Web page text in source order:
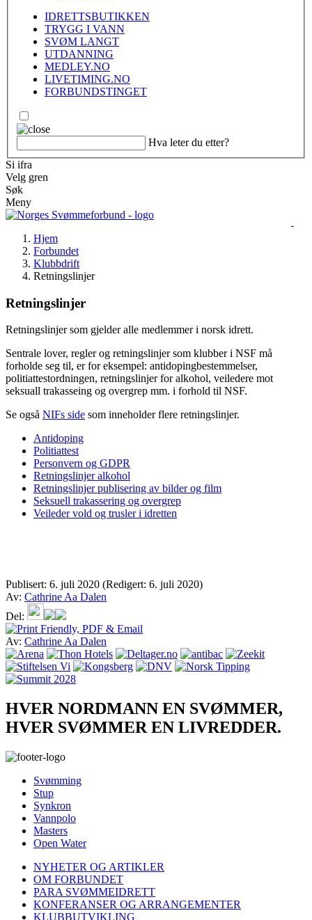
IDRETTSBUTIKKEN
TRYGG I VANN
SVØM LANGT
UTDANNING
MEDLEY.NO
LIVETIMING.NO
FORBUNDSTINGET
Hva leter du etter?
Si ifra
Velg gren
Søk
Meny
Hjem
Forbundet
Klubbdrift
Retningslinjer
Retningslinjer
Retningslinjer som gjelder alle medlemmer i norsk idrett.
Sentrale lover, regler og retningslinjer som klubber i NSF må
forholde seg til, er for eksempel: antidopingbestemmelser,
politiattestordningen, retningslinjer for alkohol, veiledere mot
seksuall trakasseing og overgrep mm. i forhold til NSF.
Se også NIFs side som inneholder flere retningslinjer.
Antidoping
Politiattest
Personvern og GDPR
Retningslinjer alkohol
Retningslinjer publisering av bilder og film
Seksuell trakassering og overgrep
Veileder vold og trusler i idretten
Publisert: 6. juli 2020 (Redigert: 6. juli 2020)
Av: Cathrine Aa Dalen
Del:
Av: Cathrine Aa Dalen
HVER NORDMANN EN SVØMMER,
HVER SVØMMER EN LIVREDDER.
Svømming
Stup
Synkron
Vannpolo
Masters
Open Water
NYHETER OG ARTIKLER
OM FORBUNDET
PARA SVØMMEIDRETT
KONFERANSER OG ARRANGEMENTER
KLUBBUTVIKLING